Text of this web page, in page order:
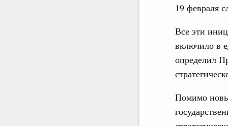
19 февраля
Все эти
включило в
определил
Помимо